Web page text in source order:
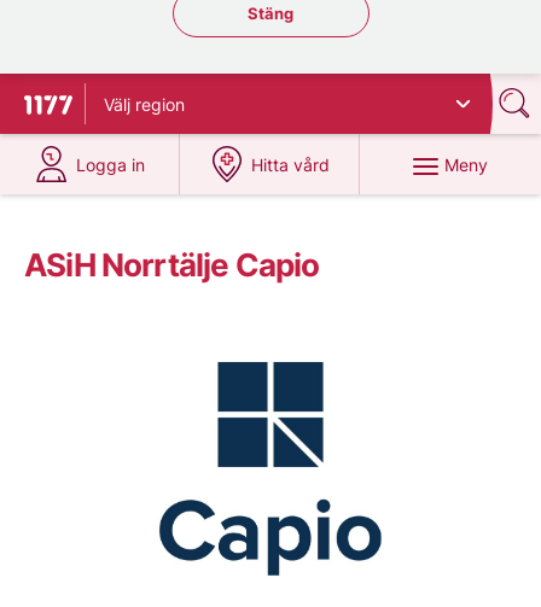
Stäng regionsväljaren
Stäng
Till startsidan för 1177
Välj region
Logga in
på 1177.se
Hitta vård
på 1177.se
Meny
ASiH Norrtälje Capio